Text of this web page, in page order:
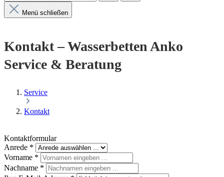
Menü schließen
Kontakt – Wasserbetten Anko
Service & Beratung
Service
Kontakt
Kontaktformular
Anrede *
Vorname *
Nachname *